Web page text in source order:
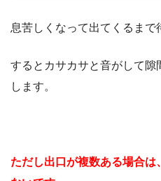
息苦しくなって出てくるまで
するとカサカサと音がして
します。
ただし出口が複数ある場合